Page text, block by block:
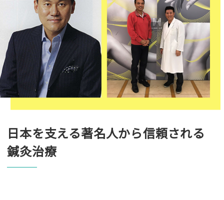
日本を支える著名人から信頼される
鍼灸治療